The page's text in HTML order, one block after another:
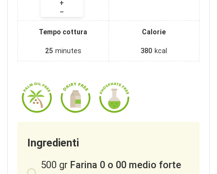
+
–
Tempo cottura
25 minutes
Calorie
380 kcal
Ingredienti
500 gr Farina 0 o 00 medio forte